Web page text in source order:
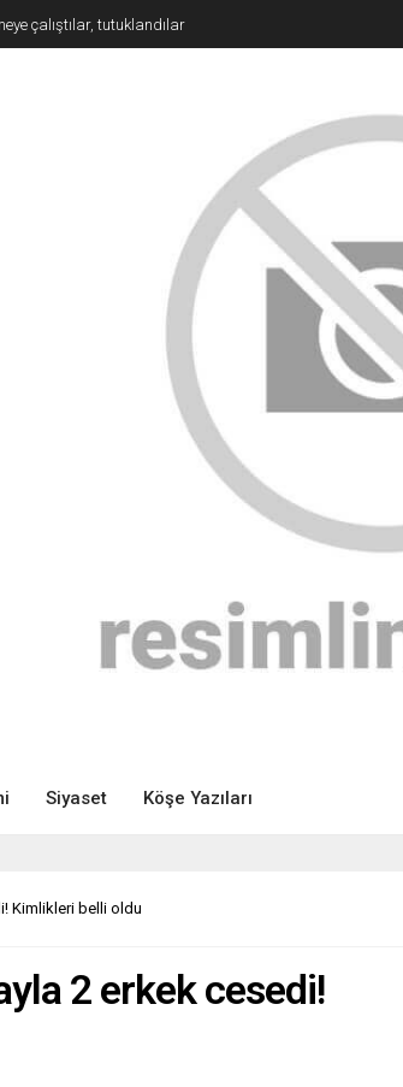
çalıştılar, tutuklandılar
Siyaset Köşe Yazıları
Kimlikleri belli oldu
2 erkek cesedi!